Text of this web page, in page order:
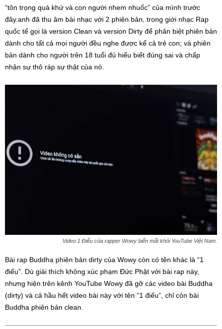
“tôn trọng quá khứ và con người nhem nhuốc” của mình trước
đây.anh đã thu âm bài nhạc với 2 phiên bản, trong giới nhạc Rap
quốc tế gọi là version Clean và version Dirty để phân biệt phiên bản
dành cho tất cả mọi người đều nghe được kể cả trẻ con; và phiên
bản dành cho người trên 18 tuổi đủ hiểu biết đúng sai và chấp
nhận sự thô ráp sự thật của nó.
Video 1 Điếu của rapper Wowy biến mất khỏi YouTube Việt Nam.
Bài rap Buddha phiên bản dirty của Wowy còn có tên khác là “1
điếu”. Dù giải thích không xúc phạm Đức Phật với bài rap này,
nhưng hiện trên kênh YouTube Wowy đã gỡ các video bài Buddha
(dirty) và cả hầu hết video bài này với tên “1 điếu”, chỉ còn bài
Buddha phiên bản clean.